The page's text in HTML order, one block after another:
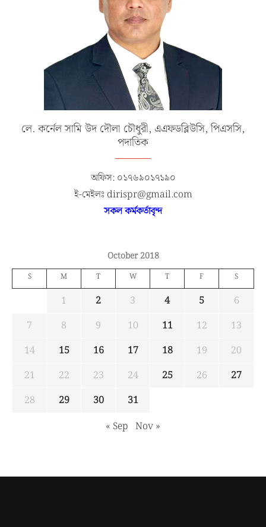
লে. কর্নেল সামি উদ দৌলা চৌধুরী, এএফডব্লিউসি, পিএসসি,
পদাতিক
অফিস: ০১৭৬৯০১৭১৯০
ই-মেইলঃ dirispr@gmail.com
সকল কর্মকর্তাবৃন্দ
October 2018
S M T W T F S
1 2 3 4 5
6
7
8 9 10 11 12
13
14
15 16 17 18 19
20
21
22 23 24 25 26
27
28
29 30
31
« Sep Nov »